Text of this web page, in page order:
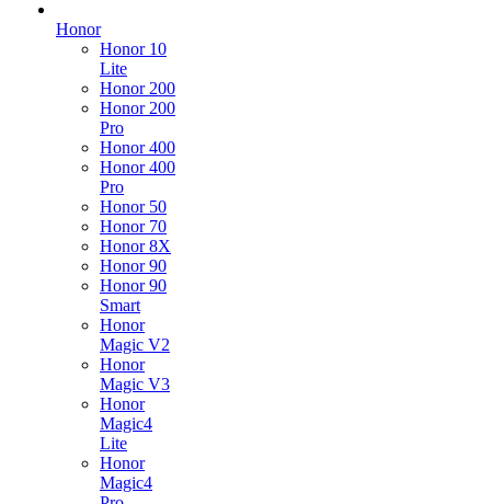
Honor
Honor 10
Lite
Honor 200
Honor 200
Pro
Honor 400
Honor 400
Pro
Honor 50
Honor 70
Honor 8X
Honor 90
Honor 90
Smart
Honor
Magic V2
Honor
Magic V3
Honor
Magic4
Lite
Honor
Magic4